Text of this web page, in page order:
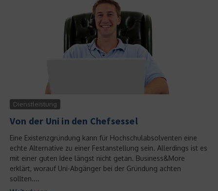
Dienstleistung
Von der Uni in den Chefsessel
Eine Existenzgründung kann für Hochschulabsolventen eine
echte Alternative zu einer Festanstellung sein. Allerdings ist es
mit einer guten Idee längst nicht getan. Business&More
erklärt, worauf Uni-Abgänger bei der Gründung achten
sollten....